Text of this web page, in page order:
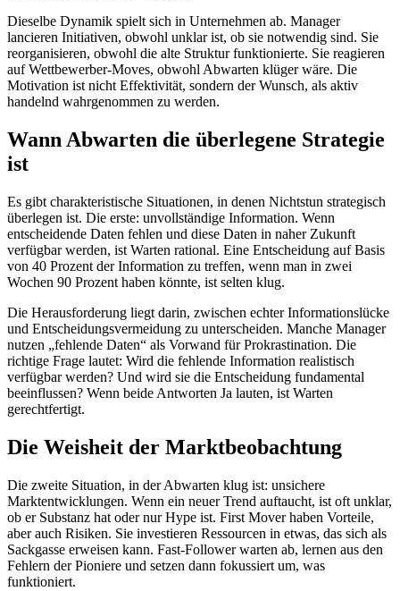
Dieselbe Dynamik spielt sich in Unternehmen ab. Manager
lancieren Initiativen, obwohl unklar ist, ob sie notwendig sind. Sie
reorganisieren, obwohl die alte Struktur funktionierte. Sie reagieren
auf Wettbewerber-Moves, obwohl Abwarten klüger wäre. Die
Motivation ist nicht Effektivität, sondern der Wunsch, als aktiv
handelnd wahrgenommen zu werden.
Wann Abwarten die überlegene Strategie
ist
Es gibt charakteristische Situationen, in denen Nichtstun strategisch
überlegen ist. Die erste: unvollständige Information. Wenn
entscheidende Daten fehlen und diese Daten in naher Zukunft
verfügbar werden, ist Warten rational. Eine Entscheidung auf Basis
von 40 Prozent der Information zu treffen, wenn man in zwei
Wochen 90 Prozent haben könnte, ist selten klug.
Die Herausforderung liegt darin, zwischen echter Informationslücke
und Entscheidungsvermeidung zu unterscheiden. Manche Manager
nutzen „fehlende Daten“ als Vorwand für Prokrastination. Die
richtige Frage lautet: Wird die fehlende Information realistisch
verfügbar werden? Und wird sie die Entscheidung fundamental
beeinflussen? Wenn beide Antworten Ja lauten, ist Warten
gerechtfertigt.
Die Weisheit der Marktbeobachtung
Die zweite Situation, in der Abwarten klug ist: unsichere
Marktentwicklungen. Wenn ein neuer Trend auftaucht, ist oft unklar,
ob er Substanz hat oder nur Hype ist. First Mover haben Vorteile,
aber auch Risiken. Sie investieren Ressourcen in etwas, das sich als
Sackgasse erweisen kann. Fast-Follower warten ab, lernen aus den
Fehlern der Pioniere und setzen dann fokussiert um, was
funktioniert.